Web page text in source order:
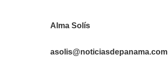
Alma Solís
asolis@noticiasdepanama.com